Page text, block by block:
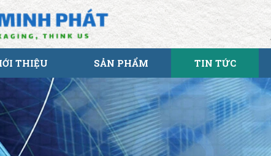
THIỆU SẢN PHẨM TIN TỨC